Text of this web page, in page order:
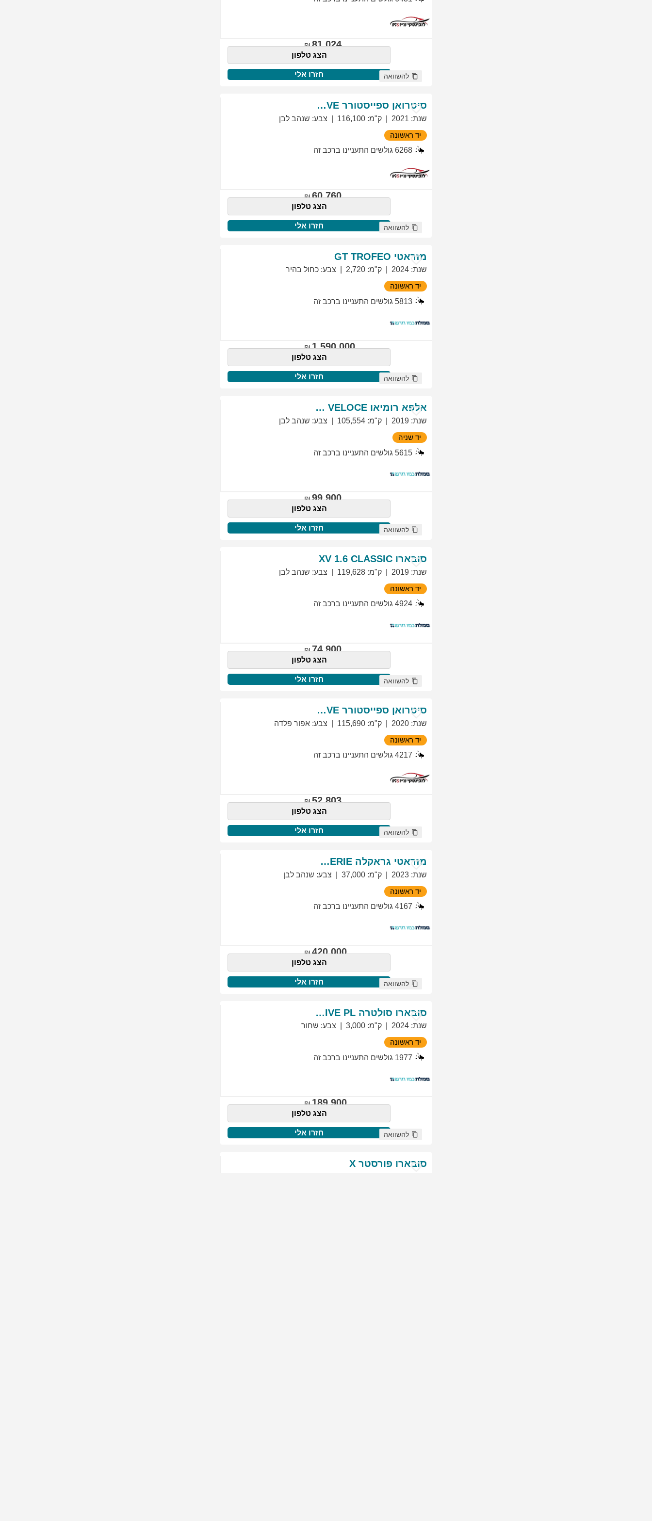
81,024
הצג טלפון
חזרו אלי להשוואה
סיטרואן ספייסטורר EXCLUSIVE
שנת:
2021 ק"מ:
116,100 צבע: שנהב לבן
יד ראשונה
6268 גולשים התעניינו ברכב זה
60,760
הצג טלפון
חזרו אלי להשוואה
מזראטי GT TROFEO
שנת:
2024 ק"מ:
2,720 צבע: כחול בהיר
יד ראשונה
5813 גולשים התעניינו ברכב זה
1,590,000
הצג טלפון
חזרו אלי להשוואה
אלפא רומיאו GIULIETTA VELOCE
שנת:
2019 ק"מ:
105,554 צבע: שנהב לבן
יד שניה
5615 גולשים התעניינו ברכב זה
99,900
הצג טלפון
חזרו אלי להשוואה
סובארו XV 1.6 CLASSIC
שנת:
2019 ק"מ:
119,628 צבע: שנהב לבן
יד ראשונה
4924 גולשים התעניינו ברכב זה
74,900
הצג טלפון
חזרו אלי להשוואה
סיטרואן ספייסטורר EXCLUSIVE
שנת:
2020 ק"מ:
115,690 צבע: אפור פלדה
יד ראשונה
4217 גולשים התעניינו ברכב זה
52,803
הצג טלפון
חזרו אלי להשוואה
מזראטי גראקלה PRIMASERIE
שנת:
2023 ק"מ:
37,000 צבע: שנהב לבן
יד ראשונה
4167 גולשים התעניינו ברכב זה
420,000
הצג טלפון
חזרו אלי להשוואה
סובארו סולטרה EXCLUSIVE PL
שנת:
2024 ק"מ:
3,000 צבע: שחור
יד ראשונה
1977 גולשים התעניינו ברכב זה
189,900
הצג טלפון
חזרו אלי להשוואה
סובארו פורסטר X